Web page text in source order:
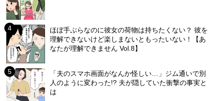
ほぼ手ぶらなのに彼女の荷物は持ちたくない？ 彼を
理解できないけど楽しまないともったいない！【あ
なたが理解できません Vol.8】
「夫のスマホ画面がなんか怪しい…」ジム通いで別
人のように変わった!? 夫が隠していた衝撃の事実と
は